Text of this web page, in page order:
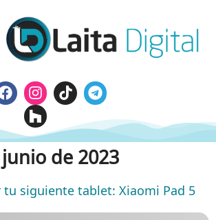
de 2023
tu siguiente tablet: Xiaomi Pad 5